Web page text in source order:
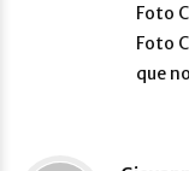
Foto
Foto
que